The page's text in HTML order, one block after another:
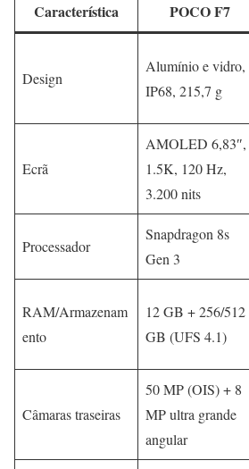
Característica POCO F7
Design
Alumínio e vidro,
IP68, 215,7 g
Ecrã
AMOLED 6,83″,
1.5K, 120 Hz,
3.200 nits
Processador
Snapdragon 8s
Gen 3
RAM/Armazenam
ento
12 GB + 256/512
GB (UFS 4.1)
Câmaras traseiras
50 MP (OIS) + 8
MP ultra grande
angular